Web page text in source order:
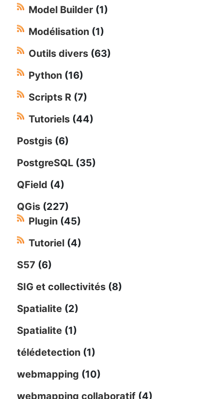
Model Builder (1)
Modélisation (1)
Outils divers (63)
Python (16)
Scripts R (7)
Tutoriels (44)
Postgis (6)
PostgreSQL (35)
QField (4)
QGis (227)
Plugin (45)
Tutoriel (4)
S57 (6)
SIG et collectivités (8)
Spatialite (2)
Spatialite (1)
télédetection (1)
webmapping (10)
webmapping collaboratif (4)